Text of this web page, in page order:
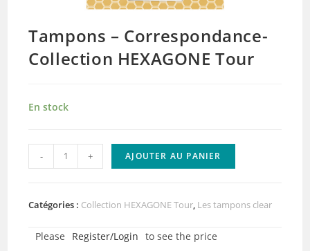
Tampons – Correspondance-
Collection HEXAGONE Tour
En stock
quantité
de
-
Collection
- + AJOUTER AU PANIER
Catégories : Collection HEXAGONE Tour Les tampons clear
Please Register/Login to see the price